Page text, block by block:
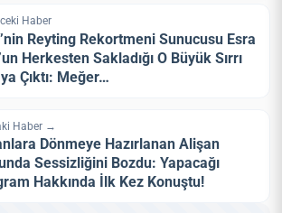
Haber
Reyting Rekortmeni Sunucusu Esra
Herkesten Sakladığı O Büyük Sırrı
Çıktı: Meğer…
Haber →
Dönmeye Hazırlanan Alişan
Sessizliğini Bozdu: Yapacağı
Hakkında İlk Kez Konuştu!